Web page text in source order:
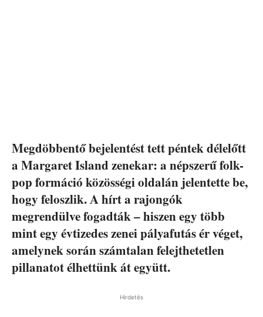
Megdöbbentő bejelentést tett péntek délelőtt
a Margaret Island zenekar: a népszerű folk-
pop formáció közösségi oldalán jelentette be,
hogy feloszlik. A hírt a rajongók
megrendülve fogadták – hiszen egy több
mint egy évtizedes zenei pályafutás ér véget,
amelynek során számtalan felejthetetlen
pillanatot élhettünk át együtt.
Hirdetés